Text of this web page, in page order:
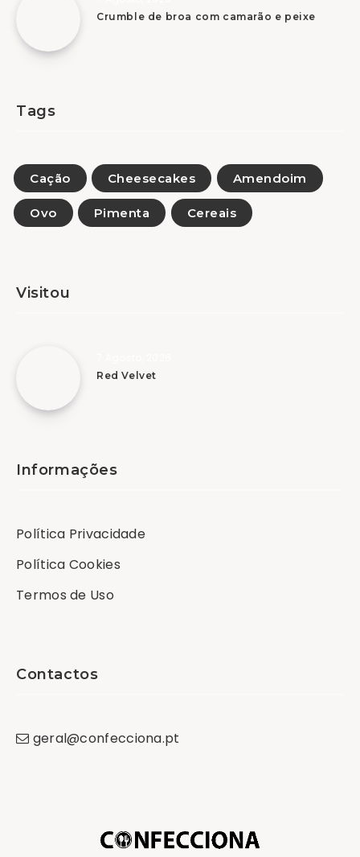
Crumble de broa com camarão e peixe
Tags
Cação Cheesecakes Amendoim
Ovo Pimenta Cereais
Visitou
Red Velvet
Informações
Política Privacidade
Política Cookies
Termos de Uso
Contactos
geral@confecciona.pt